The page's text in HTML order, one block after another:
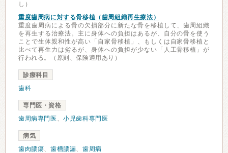
し）
重度歯周病に対する骨移植（歯周組織再生療法）
重度歯周病による骨の欠損部分に新たな骨を移植して、歯周組織
を再生する治療法。主に身体への負担はあるが、自分の骨を使う
ことで生体親和性が高い「自家骨移植」、もしくは自家骨移植と
比べて再生力は劣るが、身体への負担が少ない「人工骨移植」が
行われる。（原則、保険適用あり）
診療科目
歯科
専門医・資格
歯周病専門医 、小児歯科専門医
病気
歯肉膿瘍、歯槽膿漏、歯周病